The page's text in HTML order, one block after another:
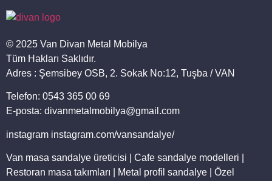
© 2025 Van Divan Metal Mobilya
Tüm Hakları Saklıdır.
Adres : Şemsibey OSB, 2. Sokak No:12, Tuşba / VAN
Telefon: 0543 365 00 69
E-posta: divanmetalmobilya@gmail.com
instagram instagram.com/vansandalye/
Van masa sandalye üreticisi | Cafe sandalye modelleri |
Restoran masa takımları | Metal profil sandalye | Özel